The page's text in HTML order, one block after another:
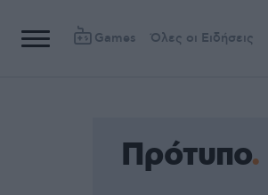
Games Όλες οι Ειδήσεις
Πρότυπο